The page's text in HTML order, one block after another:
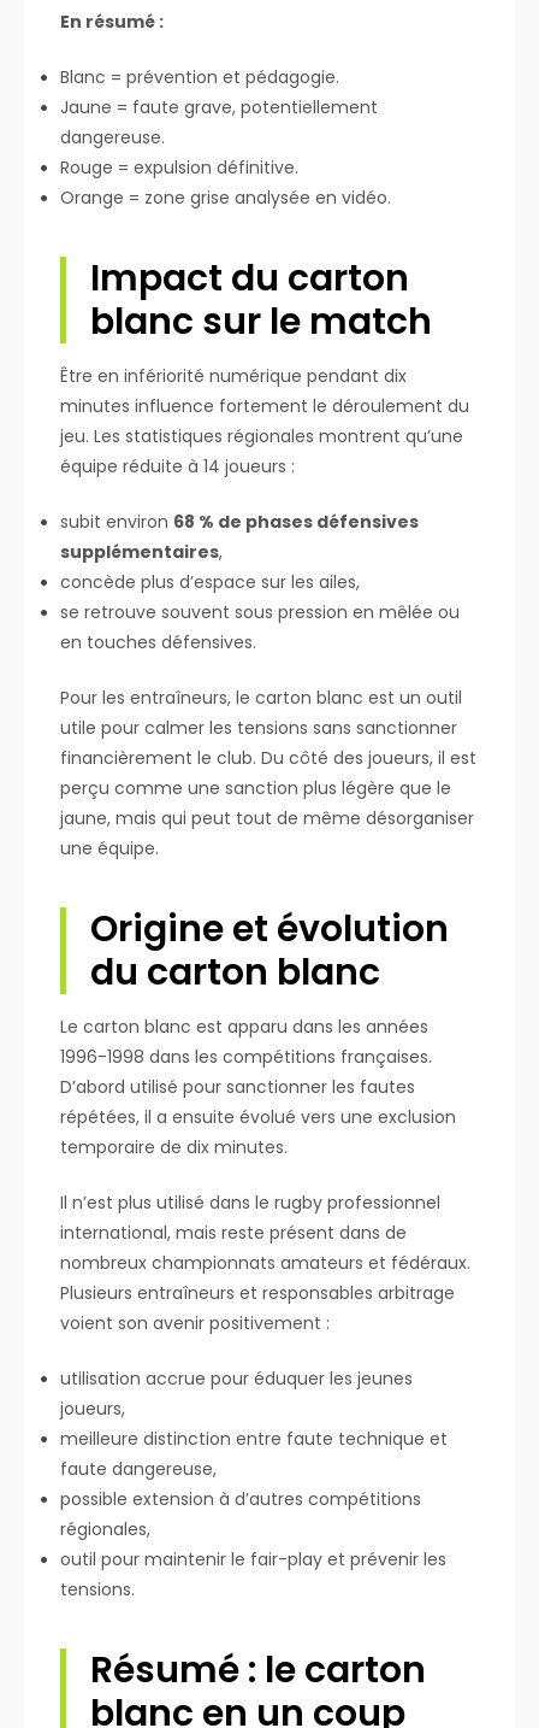
En résumé :
Blanc = prévention et pédagogie.
Jaune = faute grave, potentiellement
dangereuse.
Rouge = expulsion définitive.
Orange = zone grise analysée en vidéo.
Impact du carton
blanc sur le match
Être en infériorité numérique pendant dix
minutes influence fortement le déroulement du
jeu. Les statistiques régionales montrent qu’une
équipe réduite à 14 joueurs :
subit environ 68 % de phases défensives
supplémentaires,
concède plus d’espace sur les ailes,
se retrouve souvent sous pression en mêlée ou
en touches défensives.
Pour les entraîneurs, le carton blanc est un outil
utile pour calmer les tensions sans sanctionner
financièrement le club. Du côté des joueurs, il est
perçu comme une sanction plus légère que le
jaune, mais qui peut tout de même désorganiser
une équipe.
Origine et évolution
du carton blanc
Le carton blanc est apparu dans les années
1996-1998 dans les compétitions françaises.
D’abord utilisé pour sanctionner les fautes
répétées, il a ensuite évolué vers une exclusion
temporaire de dix minutes.
Il n’est plus utilisé dans le rugby professionnel
international, mais reste présent dans de
nombreux championnats amateurs et fédéraux.
Plusieurs entraîneurs et responsables arbitrage
voient son avenir positivement :
utilisation accrue pour éduquer les jeunes
joueurs,
meilleure distinction entre faute technique et
faute dangereuse,
possible extension à d’autres compétitions
régionales,
outil pour maintenir le fair-play et prévenir les
tensions.
Résumé : le carton
blanc en un coup